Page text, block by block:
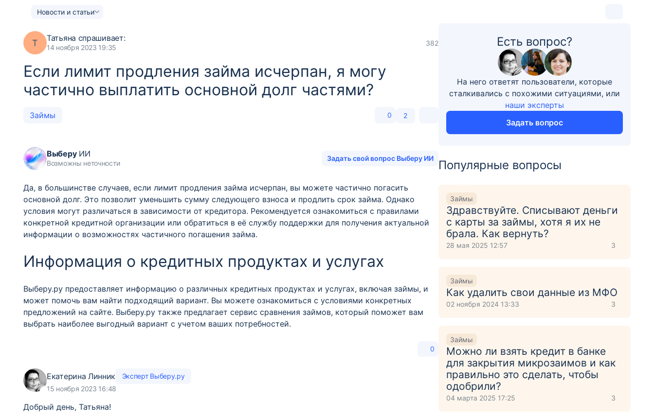
Новости и статьи
Т Татьяна спрашивает:
14 ноября 2023 19:35
382
Если лимит продления займа исчерпан, я могу
частично выплатить основной долг частями?
Займы 0 2
ВыберуИИ
Возможны неточности
Задать свой вопрос Выберу ИИ
Да, в большинстве случаев, если лимит продления займа исчерпан, вы можете частично погасить
основной долг. Это позволит уменьшить сумму следующего взноса и продлить срок займа. Однако
условия могут различаться в зависимости от кредитора. Рекомендуется ознакомиться с правилами
конкретной кредитной организации или обратиться в её службу поддержки для получения актуальной
информации о возможностях частичного погашения займа.
Информация о кредитных продуктах и услугах
Выберу.ру предоставляет информацию о различных кредитных продуктах и услугах, включая займы, и
может помочь вам найти подходящий вариант. Вы можете ознакомиться с условиями конкретных
предложений на сайте. Выберу.ру также предлагает сервис сравнения займов, который поможет вам
выбрать наиболее выгодный вариант с учетом ваших потребностей.
0
Екатерина Линник
Эксперт Выберу.ру
15 ноября 2023 16:48
Добрый день, Татьяна!
Есть вопрос?
На него ответят пользователи, которые
сталкивались с похожими ситуациями, или
наши эксперты
Задать вопрос
Популярные вопросы
Займы
Здравствуйте. Списывают деньги
с карты за займы, хотя я их не
брала. Как вернуть?
28 мая 2025 12:57 3
Займы
Как удалить свои данные из МФО
02 ноября 2024 13:33 3
Займы
Можно ли взять кредит в банке
для закрытия микрозаимов и как
правильно это сделать, чтобы
одобрили?
04 марта 2025 17:25 3